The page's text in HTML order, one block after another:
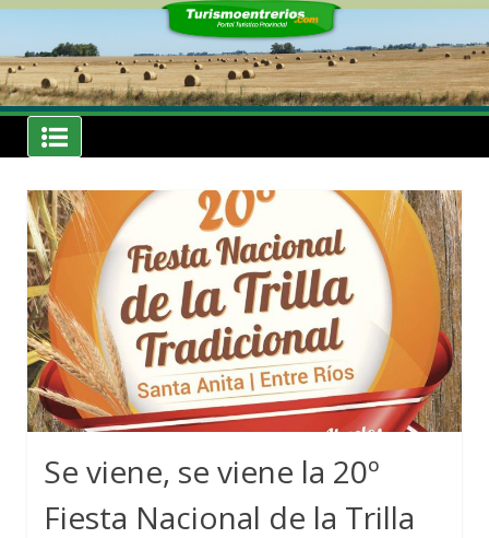
Skip
content
Noticias
Turismoentrerios.com
Se viene, se viene la 20º
Fiesta Nacional de la Trilla